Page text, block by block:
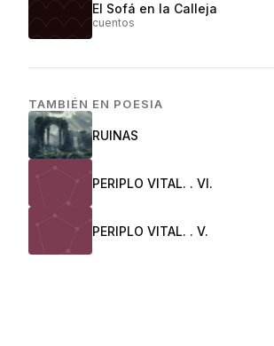
El Sofá en la Calleja
cuentos
TAMBIÉN EN POESIA
RUINAS
PERIPLO VITAL. . VI.
PERIPLO VITAL. . V.